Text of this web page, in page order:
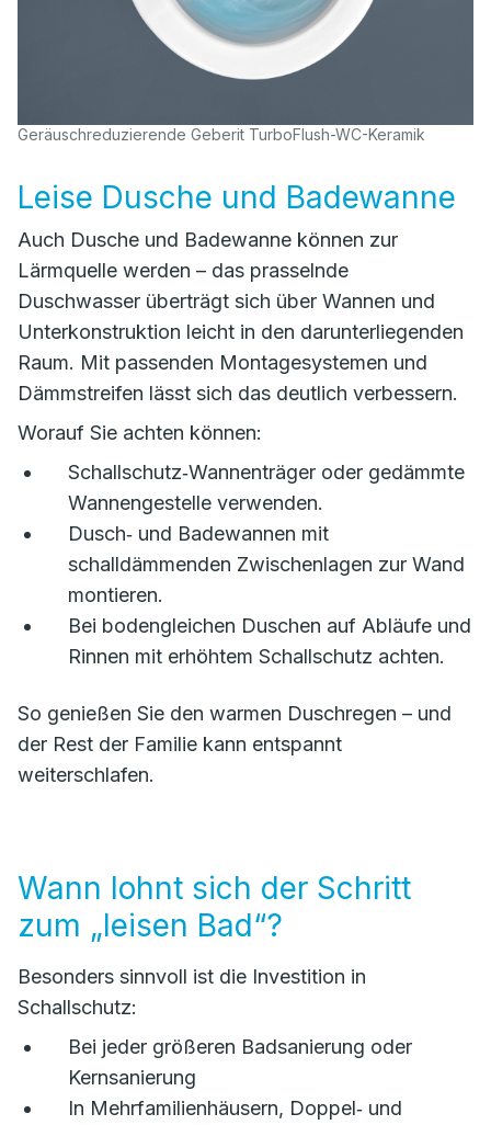
Geräuschreduzierende Geberit TurboFlush-WC-Keramik
Leise Dusche und Badewanne
Auch Dusche und Badewanne können zur
Lärmquelle werden – das prasselnde
Duschwasser überträgt sich über Wannen und
Unterkonstruktion leicht in den darunterliegenden
Raum. Mit passenden Montagesystemen und
Dämmstreifen lässt sich das deutlich verbessern.
Worauf Sie achten können:
Schallschutz‑Wannenträger oder gedämmte
Wannengestelle verwenden.
Dusch‑ und Badewannen mit
schalldämmenden Zwischenlagen zur Wand
montieren.
Bei bodengleichen Duschen auf Abläufe und
Rinnen mit erhöhtem Schallschutz achten.
So genießen Sie den warmen Duschregen – und
der Rest der Familie kann entspannt
weiterschlafen.
Wann lohnt sich der Schritt
zum „leisen Bad“?
Besonders sinnvoll ist die Investition in
Schallschutz:
Bei jeder größeren Badsanierung oder
Kernsanierung
In Mehrfamilienhäusern, Doppel‑ und